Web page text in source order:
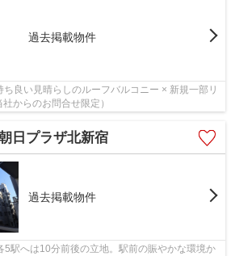
過去掲載物件
良い見晴らしのルーフバルコニー × 新規一部リ
からのお問合せ限定）
日プラザ北新宿
過去掲載物件
5駅へは10分前後の立地。駅前の賑やかな環境か